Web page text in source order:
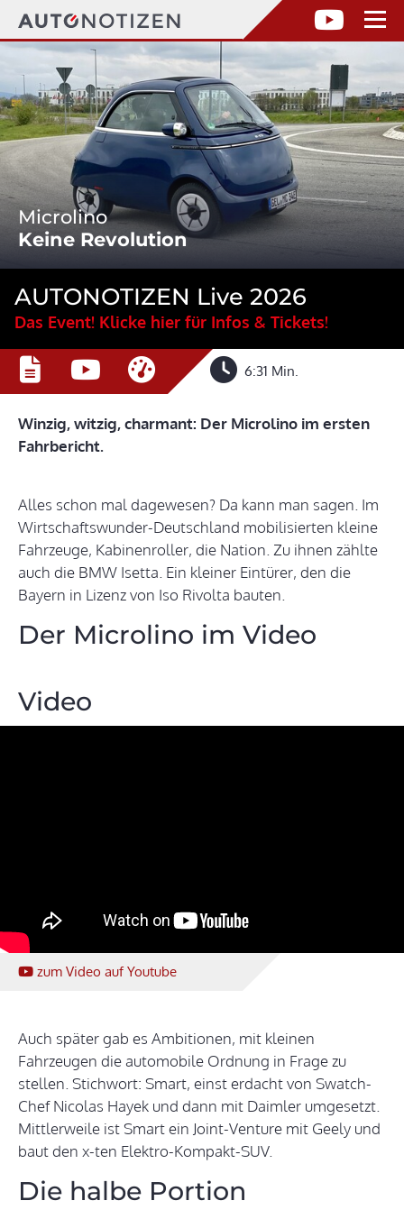
Microlino
Keine Revolution
AUTONOTIZEN Live 2026
Das Event! Klicke hier für Infos & Tickets!
6:31 Min.
Winzig, witzig, charmant: Der Microlino im ersten
Fahrbericht.
Alles schon mal dagewesen? Da kann man sagen. Im
Wirtschaftswunder-Deutschland mobilisierten kleine
Fahrzeuge, Kabinenroller, die Nation. Zu ihnen zählte
auch die BMW Isetta. Ein kleiner Eintürer, den die
Bayern in Lizenz von Iso Rivolta bauten.
Der Microlino im Video
Video
zum Video auf Youtube
Auch später gab es Ambitionen, mit kleinen
Fahrzeugen die automobile Ordnung in Frage zu
stellen. Stichwort: Smart, einst erdacht von Swatch-
Chef Nicolas Hayek und dann mit Daimler umgesetzt.
Mittlerweile ist Smart ein Joint-Venture mit Geely und
baut den x-ten Elektro-Kompakt-SUV.
Die halbe Portion